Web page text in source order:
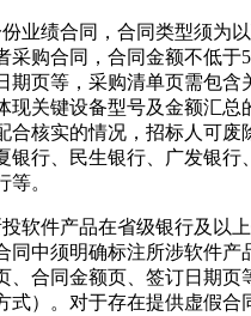
业绩合同，合同类型须为
购合同，合同金额不低
页等，采购清单页需包
关键设备型号及金额汇
核实的情况，招标人可
行、民生银行、广发银
。
软件产品在省级银行及
中须明确标注所涉软件
合同金额页、签订日期
）。对于存在提供虚假